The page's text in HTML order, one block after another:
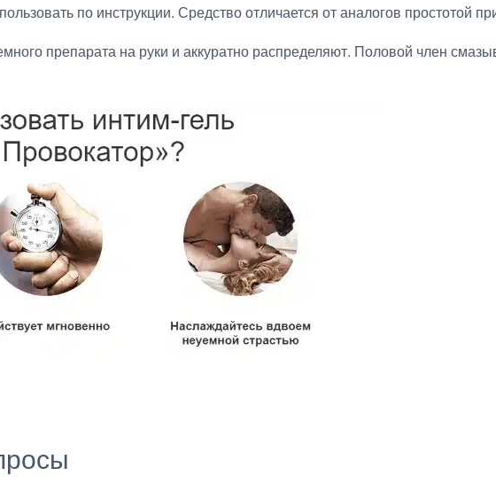
по инструкции. Средство отличается от аналогов простотой
препарата на руки и аккуратно распределяют. Половой член